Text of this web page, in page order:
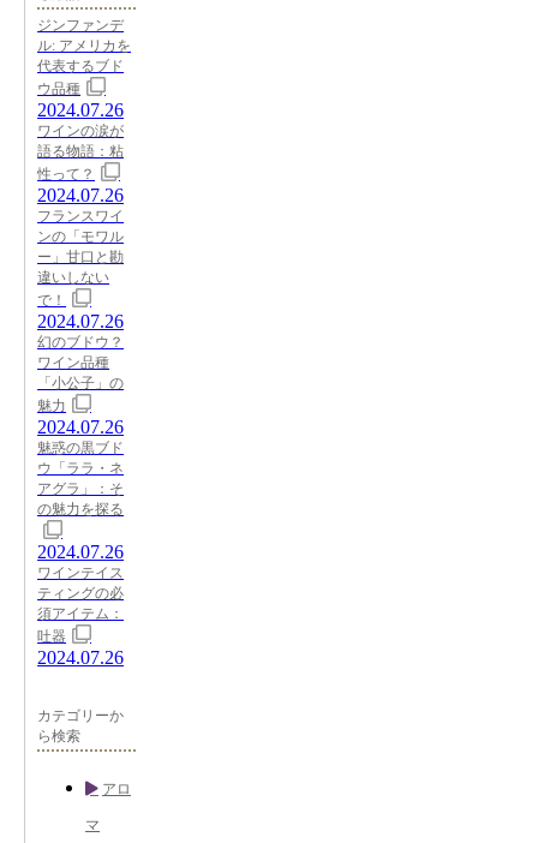
ジンファンデ
ル: アメリカを
代表するブド
ウ品種
2024.07.26
ワインの涙が
語る物語：粘
性って？
2024.07.26
フランスワイ
ンの「モワル
ー」甘口と勘
違いしない
で！
2024.07.26
幻のブドウ？
ワイン品種
「小公子」の
魅力
2024.07.26
魅惑の黒ブド
ウ「ララ・ネ
アグラ」：そ
の魅力を探る
2024.07.26
ワインテイス
ティングの必
須アイテム：
吐器
2024.07.26
カテゴリーか
ら検索
アロ
マ